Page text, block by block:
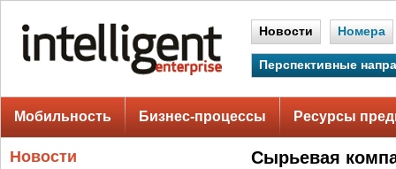
Новости Номера
Перспективные
Мобильность Бизнес-процессы Ресурсы
Новости
Сырьевая